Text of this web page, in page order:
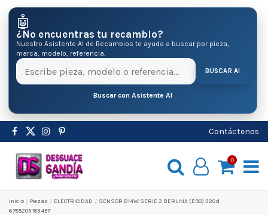
🤖
¿No encuentras tu recambio?
Nuestro Asistente AI de Recambios te ayuda a buscar por pieza,
marca, modelo, referencia.
BUSCAR AI
Buscar con Asistente AI
Contáctenos
0
Inicio Pіezas ELECTRICIDAD
SENSOR BMW SERIE 3 BERLINA (E90) 320d
6785205 183457